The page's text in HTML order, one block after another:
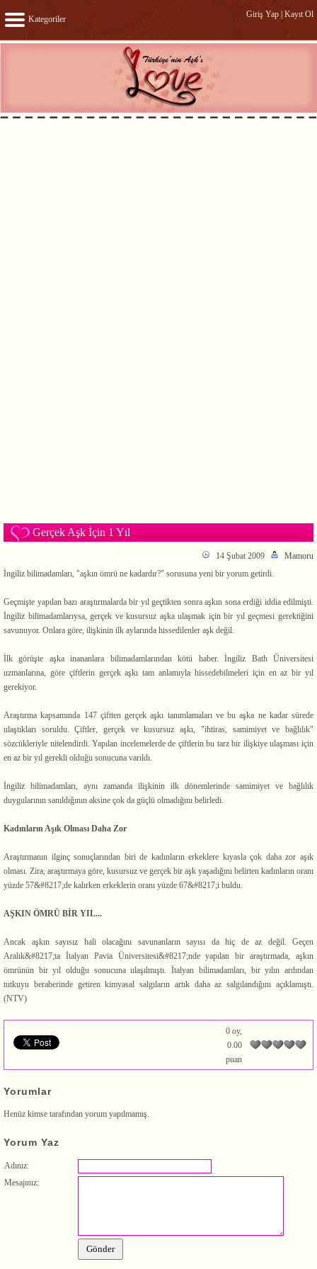
Kategoriler Giriş Yap Kayıt Ol
Gerçek Aşk İçin 1 Yıl
14 Şubat 2009
Mamoru
İngiliz bilimadamları, "aşkın ömrü ne kadardır?" sorusuna yeni bir yorum getirdi.
Geçmişte yapılan bazı araştırmalarda bir yıl geçtikten sonra aşkın sona erdiği iddia edilmişti.
İngiliz bilimadamlarıysa, gerçek ve kusursuz aşka ulaşmak için bir yıl geçmesi gerektiğini
savunuyor. Onlara göre, ilişkinin ilk aylarında hissedilenler aşk değil.
İlk görüşte aşka inananlara bilimadamlarından kötü haber. İngiliz Bath Üniversitesi
uzmanlarına, göre çiftlerin gerçek aşkı tam anlamıyla hissedebilmeleri için en az bir yıl
gerekiyor.
Araştırma kapsamında 147 çiftten gerçek aşkı tanımlamaları ve bu aşka ne kadar sürede
ulaştıkları soruldu. Çiftler, gerçek ve kusursuz aşkı, "ihtiras, samimiyet ve bağlılık"
sözcükleriyle nitelendirdi. Yapılan incelemelerde de çiftlerin bu tarz bir ilişkiye ulaşması için
en az bir yıl gerekli olduğu sonucuna varıldı.
İngiliz bilimadamları, aynı zamanda ilişkinin ilk dönemlerinde samimiyet ve bağlılık
duygularının sanıldığının aksine çok da güçlü olmadığını belirledi.
Kadınların Aşık Olması Daha Zor
Araştırmanın ilginç sonuçlarından biri de kadınların erkeklere kıyasla çok daha zor aşık
olması. Zira, araştırmaya göre, kusursuz ve gerçek bir aşk yaşadığını belirten kadınların oranı
yüzde 57&#8217;de kalırken erkeklerin oranı yüzde 67&#8217;i buldu.
AŞKIN ÖMRÜ BİR YIL...
Ancak aşkın sayısız hali olacağını savunanların sayısı da hiç de az değil. Geçen
Aralık&#8217;ta İtalyan Pavia Üniversitesi&#8217;nde yapılan bir araştırmada, aşkın
ömrünün bir yıl olduğu sonucuna ulaşılmıştı. İtalyan bilimadamları, bir yılın ardından
tutkuyu beraberinde getiren kimyasal salgıların artık daha az salgılandığını açıklamıştı.
(NTV)
0 oy,
0.00
puan
Yorumlar
Henüz kimse tarafından yorum yapılmamış.
Yorum Yaz
Adınız:
Mesajınız: